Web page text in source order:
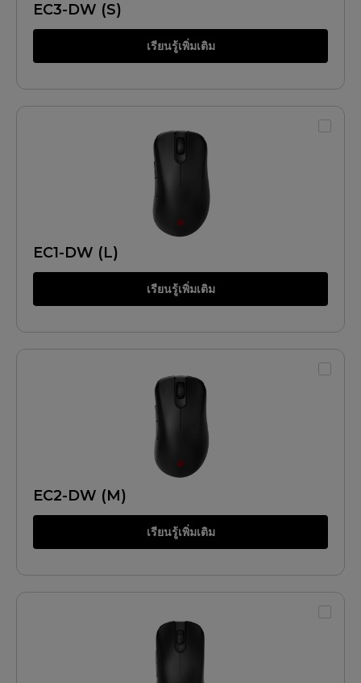
EC3-DW (S)
เรียนรู้เพิ่มเติม
EC1-DW (L)
เรียนรู้เพิ่มเติม
EC2-DW (M)
เรียนรู้เพิ่มเติม